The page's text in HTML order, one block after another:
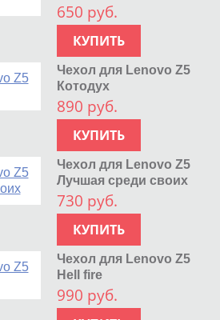
650 руб.
КУПИТЬ
Чехол для Lenovo Z5
Котодух
890 руб.
КУПИТЬ
Чехол для Lenovo Z5
Лучшая среди своих
730 руб.
КУПИТЬ
Чехол для Lenovo Z5
Hell fire
990 руб.